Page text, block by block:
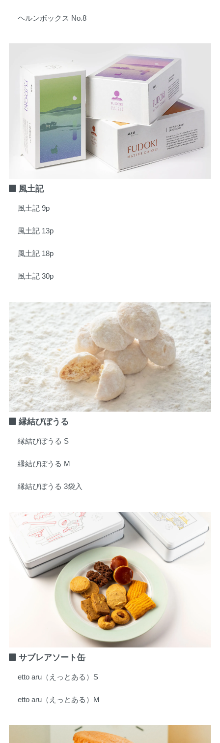
ヘルンボックス No.8
風土記
風土記 9p
風土記 13p
風土記 18p
風土記 30p
縁結びぼうる
縁結びぼうる S
縁結びぼうる M
縁結びぼうる 3袋入
サブレアソート缶
etto aru（えっとある）S
etto aru（えっとある）M